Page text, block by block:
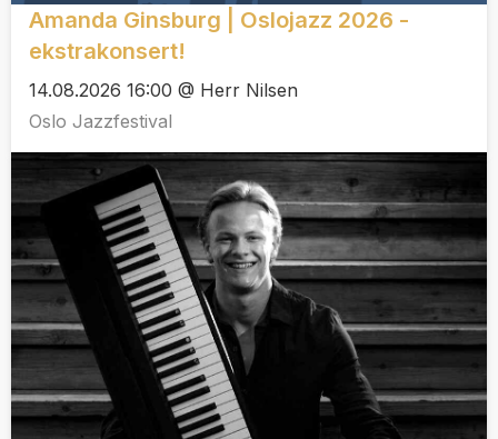
Amanda Ginsburg | Oslojazz 2026 -
ekstrakonsert!
14.08.2026 16:00 @ Herr Nilsen
Oslo Jazzfestival